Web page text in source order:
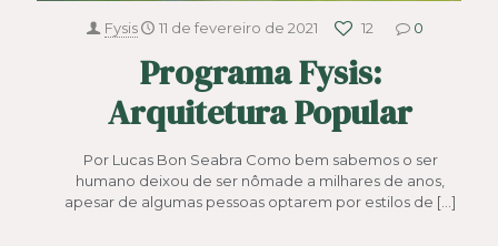
Fysis 11 de fevereiro de 2021 12 0
Programa Fysis:
Arquitetura Popular
Por Lucas Bon Seabra Como bem sabemos o ser
humano deixou de ser nômade a milhares de anos,
apesar de algumas pessoas optarem por estilos de […]